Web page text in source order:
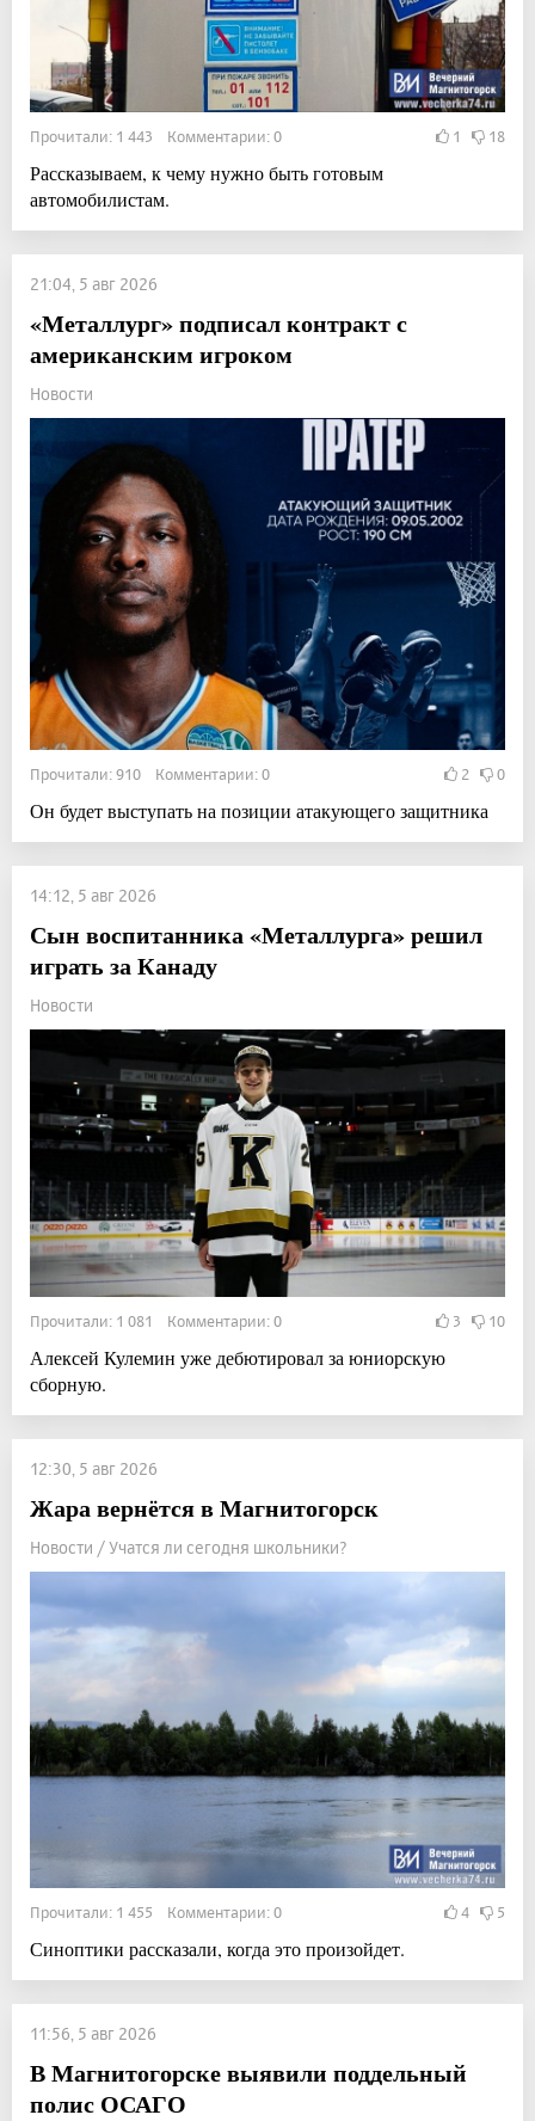
Прочитали: 1 443 Комментарии: 0 1 18
Рассказываем, к чему нужно быть готовым
автомобилистам.
21:04, 5 авг 2026
«Металлург» подписал контракт с
американским игроком
Новости
Прочитали: 910 Комментарии: 0 2 0
Он будет выступать на позиции атакующего защитника
14:12, 5 авг 2026
Сын воспитанника «Металлурга» решил
играть за Канаду
Новости
Прочитали: 1 081 Комментарии: 0 3 10
Алексей Кулемин уже дебютировал за юниорскую
сборную.
12:30, 5 авг 2026
Жара вернётся в Магнитогорск
Новости / Учатся ли сегодня школьники?
Прочитали: 1 455 Комментарии: 0 4 5
Синоптики рассказали, когда это произойдет.
11:56, 5 авг 2026
В Магнитогорске выявили поддельный
полис ОСАГО